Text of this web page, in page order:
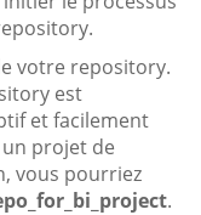
votre repository.
est
et facilement
projet de
vous pourriez
.